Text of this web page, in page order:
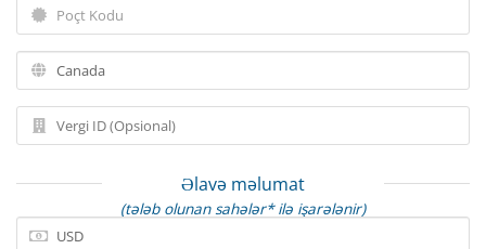
Əlavə məlumat
(tələb olunan sahələr* ilə işarələnir)